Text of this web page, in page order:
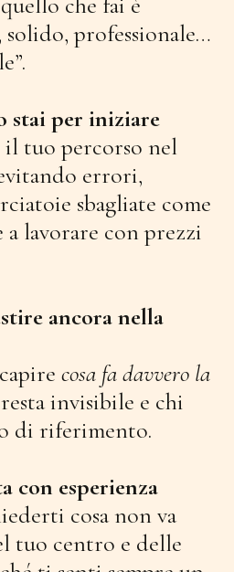
solido, professionale…
stai per iniziare
il tuo percorso nel
errori,
sbagliate come
lavorare con prezzi
ancora nella
cosa fa davvero la
invisibile e chi
di riferimento.
con esperienza
cosa non va
tuo centro e delle